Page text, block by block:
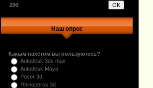
200
Наш опрос
Какым пакетом вы пользуютесь?
Autodesk 3ds max
Autodesk Maya
Poser 3d
Rhinoceros 3d